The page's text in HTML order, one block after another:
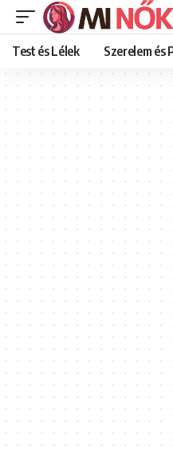
Test és Lélek Szerelem és